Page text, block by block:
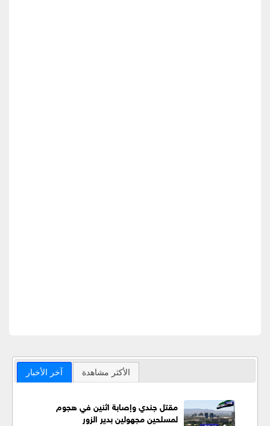
آخر الأخبار الأكثر مشاهدة
مقتل جندي وإصابة اثنين في هجوم
لمسلحين مجهولين بدير الزور